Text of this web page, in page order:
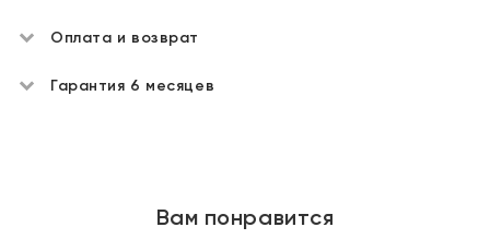
Оплата и возврат
Гарантия 6 месяцев
Вам понравится